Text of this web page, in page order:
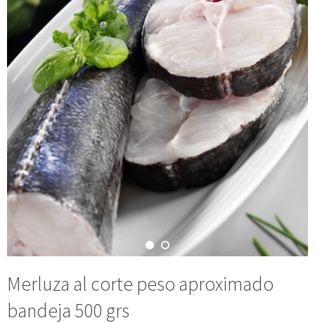
Merluza al corte peso aproximado
bandeja 500 grs